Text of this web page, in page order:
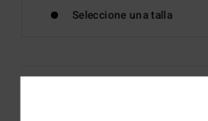
Seleccione una talla